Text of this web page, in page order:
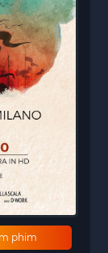
phim